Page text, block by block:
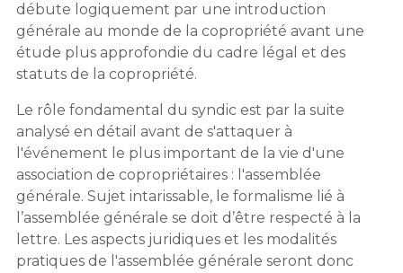
débute logiquement par une introduction
générale au monde de la copropriété avant une
étude plus approfondie du cadre légal et des
statuts de la copropriété.
Le rôle fondamental du syndic est par la suite
analysé en détail avant de s'attaquer à
l'événement le plus important de la vie d'une
association de copropriétaires : l'assemblée
générale. Sujet intarissable, le formalisme lié à
l’assemblée générale se doit d’être respecté à la
lettre. Les aspects juridiques et les modalités
pratiques de l'assemblée générale seront donc